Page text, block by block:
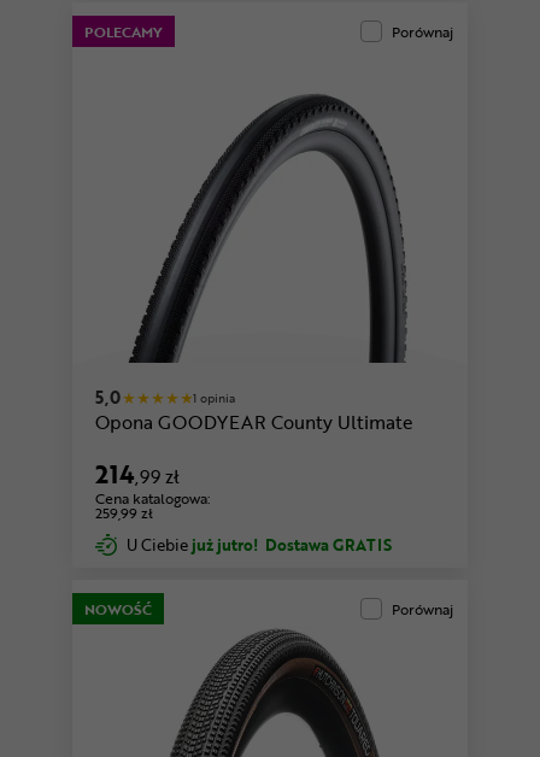
Nowości
POLECAMY Porównaj
5,0 1 opinia
Opona GOODYEAR County Ultimate
214,99 zł
Cena katalogowa:
259,99 zł
U Ciebie już jutro! Dostawa GRATIS
NOWOŚĆ Porównaj